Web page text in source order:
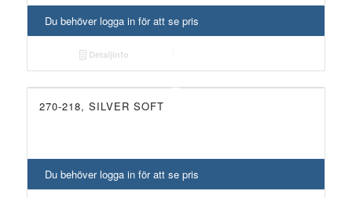
Du behöver logga in för att se pris
Detaljinfo
270-218, SILVER SOFT
Du behöver logga in för att se pris